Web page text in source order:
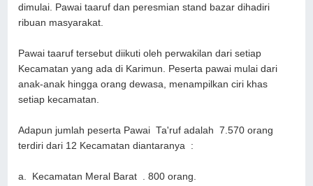
dimulai. Pawai taaruf dan peresmian stand bazar dihadiri
ribuan masyarakat.
Pawai taaruf tersebut diikuti oleh perwakilan dari setiap
Kecamatan yang ada di Karimun. Peserta pawai mulai dari
anak-anak hingga orang dewasa, menampilkan ciri khas
setiap kecamatan.
Adapun jumlah peserta Pawai Ta'ruf adalah 7.570 orang
terdiri dari 12 Kecamatan diantaranya :
a. Kecamatan Meral Barat . 800 orang.